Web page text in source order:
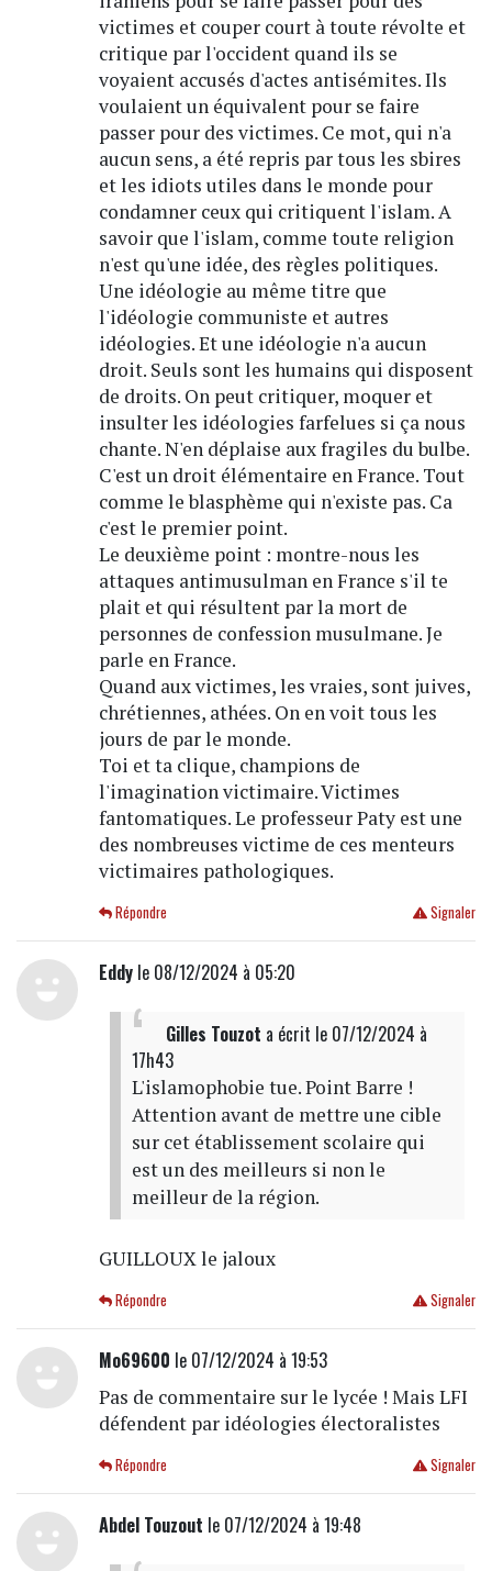
victimes et couper court à toute révolte et
critique par l'occident quand ils se
voyaient accusés d'actes antisémites. Ils
voulaient un équivalent pour se faire
passer pour des victimes. Ce mot, qui n'a
aucun sens, a été repris par tous les sbires
et les idiots utiles dans le monde pour
condamner ceux qui critiquent l'islam. A
savoir que l'islam, comme toute religion
n'est qu'une idée, des règles politiques.
Une idéologie au même titre que
l'idéologie communiste et autres
idéologies. Et une idéologie n'a aucun
droit. Seuls sont les humains qui disposent
de droits. On peut critiquer, moquer et
insulter les idéologies farfelues si ça nous
chante. N'en déplaise aux fragiles du bulbe.
C'est un droit élémentaire en France. Tout
comme le blasphème qui n'existe pas. Ca
c'est le premier point.
Le deuxième point : montre-nous les
attaques antimusulman en France s'il te
plait et qui résultent par la mort de
personnes de confession musulmane. Je
parle en France.
Quand aux victimes, les vraies, sont juives,
chrétiennes, athées. On en voit tous les
jours de par le monde.
Toi et ta clique, champions de
l'imagination victimaire. Victimes
fantomatiques. Le professeur Paty est une
des nombreuses victime de ces menteurs
victimaires pathologiques.
Signaler
Répondre
Eddyle 08/12/2024 à 05:20
Gilles Touzot a écrit le 07/12/2024 à
17h43
L'islamophobie tue. Point Barre !
Attention avant de mettre une cible
sur cet établissement scolaire qui
est un des meilleurs si non le
meilleur de la région.
GUILLOUX le jaloux
Signaler
Répondre
Mo69600 le 07/12/2024 à 19:53
Pas de commentaire sur le lycée ! Mais LFI
défendent par idéologies électoralistes
Signaler
Répondre
Abdel Touzout le 07/12/2024 à 19:48